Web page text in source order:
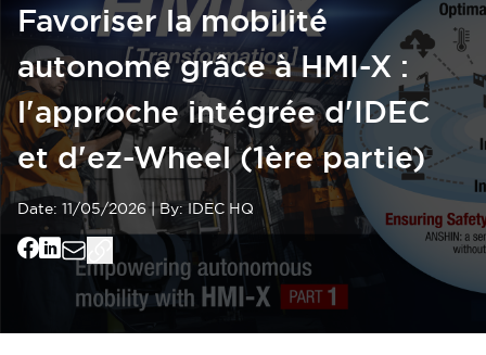
Favoriser la mobilité
autonome grâce à HMI-X :
l'approche intégrée d'IDEC
et d'ez-Wheel (1ère partie)
Date: 11/05/2026|By: IDEC HQ